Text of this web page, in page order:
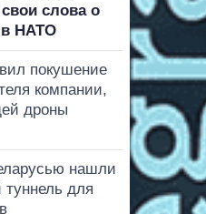
слова о
в НАТО
покушение
компании,
дроны
нашли
для